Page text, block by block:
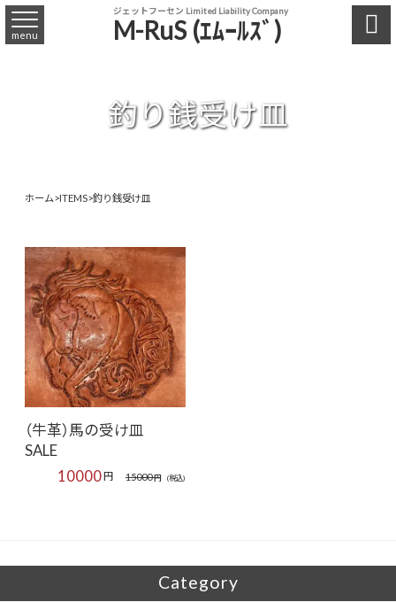
ジェットフーセン Limited Liability Company
M-RuS (ｴﾑｰﾙｽﾞ)
menu 
釣り銭受け皿
ホーム>ITEMS>釣り銭受け皿
（牛革）馬の受け皿
SALE
15000円 (税込)
10000円
Category